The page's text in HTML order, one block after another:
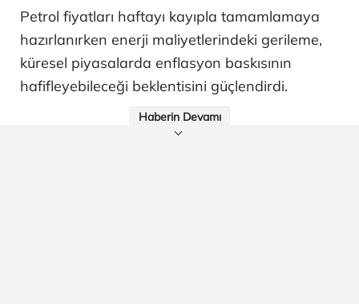
Petrol fiyatları haftayı kayıpla tamamlamaya
hazırlanırken enerji maliyetlerindeki gerileme,
küresel piyasalarda enflasyon baskısının
hafifleyebileceği beklentisini güçlendirdi.
Haberin Devamı